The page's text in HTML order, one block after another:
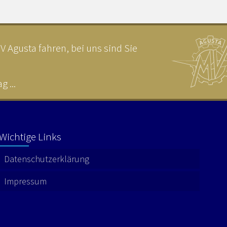
Agusta fahren, bei uns sind Sie
...
Links
Datenschutzerklärung
Impressum